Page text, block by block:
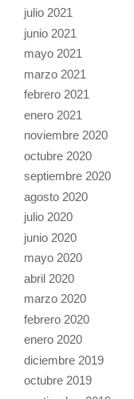
julio 2021
junio 2021
mayo 2021
marzo 2021
febrero 2021
enero 2021
noviembre 2020
octubre 2020
septiembre 2020
agosto 2020
julio 2020
junio 2020
mayo 2020
abril 2020
marzo 2020
febrero 2020
enero 2020
diciembre 2019
octubre 2019